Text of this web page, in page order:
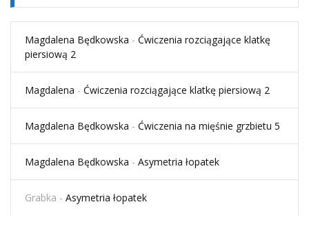
Magdalena Będkowska - Ćwiczenia rozciągające klatkę
piersiową 2
Magdalena - Ćwiczenia rozciągające klatkę piersiową 2
Magdalena Będkowska - Ćwiczenia na mięśnie grzbietu 5
Magdalena Będkowska - Asymetria łopatek
Grabka - Asymetria łopatek